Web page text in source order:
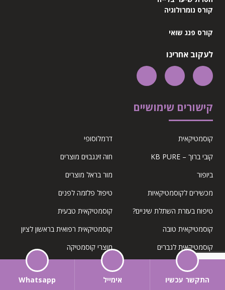
התקשר עכשיו אימייל Whatsapp
קורס נומרולוגיה
קורס פנג שואי
לעקוב אחרינו
קישורים שימושיים
קוסמטיקאית
דרמלוסופי
קובי ברוך – KB PURE
חוה זינגבוים מוצרים
ביופור
מור בראל מוצרים
מכשירים לקוסמטיקאיות
טיפול פלזמה לפנים
טיפוח בעזרת השתלת שיניים?
קוסמטיקאית טבעית
קוסמטיקאית טובה
קוסמטיקאית רפואית בראשון לציון
קוסמטיקאית לגברים
מוצרי קוסמטיקה
מכשיר פלזמה לקוסמטיקאית
קניית מכשיר לייזר להסרת שיער
תקנון ומדיניות
מדיניות החזרה מוצרים